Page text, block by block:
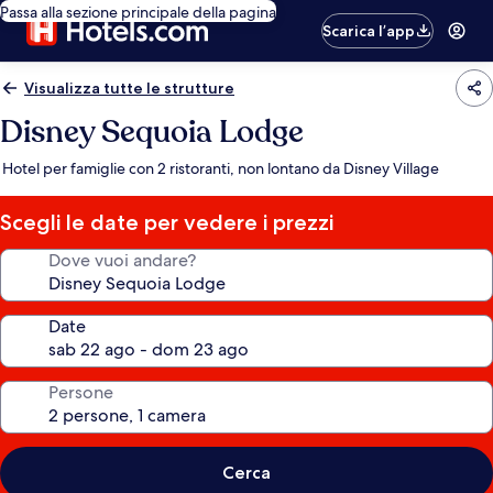
Passa alla sezione principale della pagina
Scarica l’app
Visualizza tutte le strutture
Disney Sequoia Lodge
Hotel per famiglie con 2 ristoranti, non lontano da Disney Village
Scegli le date per vedere i prezzi
Dove vuoi andare?
Date
Persone
Cerca